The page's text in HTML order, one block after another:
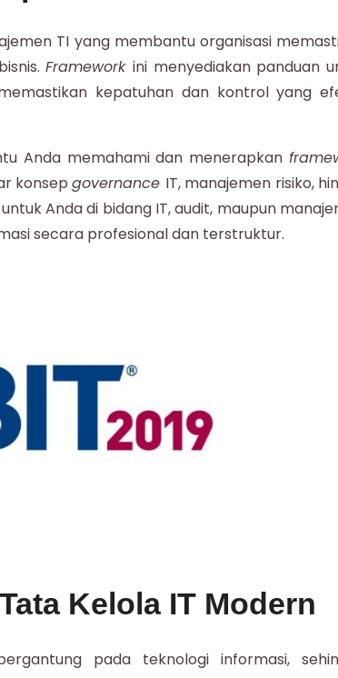
TI yang membantu organisasi
Frameworkini menyediakan panduan
kepatuhan dan kontrol yang
Anda memahami dan menerapkan
konsepgovernance IT, manajemen risiko,
Anda di bidang IT, audit, maupun
secara profesional dan terstruktur.
Kelola IT Modern
pada teknologi informasi,